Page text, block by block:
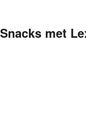
Snacks met